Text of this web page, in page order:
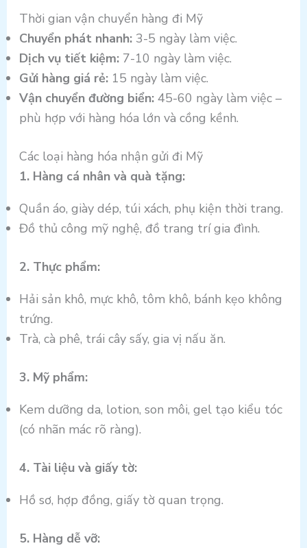
Thời gian vận chuyển hàng đi Mỹ
Chuyển phát nhanh:3-5 ngày làm việc.
Dịch vụ tiết kiệm:7-10 ngày làm việc.
Gửi hàng giá rẻ:15 ngày làm việc.
Vận chuyển đường biển:45-60 ngày làm việc –
phù hợp với hàng hóa lớn và cồng kềnh.
Các loại hàng hóa nhận gửi đi Mỹ
1. Hàng cá nhân và quà tặng:
Quần áo, giày dép, túi xách, phụ kiện thời trang.
Đồ thủ công mỹ nghệ, đồ trang trí gia đình.
2. Thực phẩm:
Hải sản khô, mực khô, tôm khô, bánh kẹo không
trứng.
Trà, cà phê, trái cây sấy, gia vị nấu ăn.
3. Mỹ phẩm:
Kem dưỡng da, lotion, son môi, gel tạo kiểu tóc
(có nhãn mác rõ ràng).
4. Tài liệu và giấy tờ:
Hồ sơ, hợp đồng, giấy tờ quan trọng.
5. Hàng dễ vỡ: